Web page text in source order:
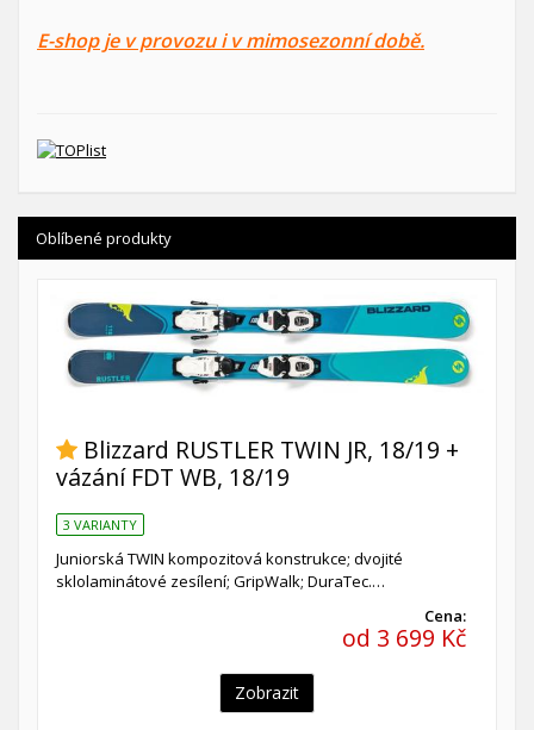
E-shop je v provozu i v mimosezonní době.
Oblíbené produkty
Blizzard RUSTLER TWIN JR, 18/19 +
vázání FDT WB, 18/19
3 VARIANTY
Juniorská TWIN kompozitová konstrukce; dvojité
sklolaminátové zesílení; GripWalk; DuraTec.…
Cena:
od 3 699 Kč
Zobrazit